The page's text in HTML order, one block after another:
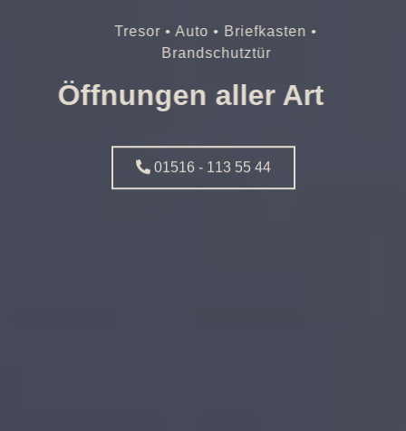
Tresor • Auto • Briefkasten •
Brandschutztür
Öffnungen aller Art
01516 - 113 55 44